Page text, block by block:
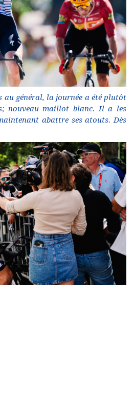
au général, la journée a été plutôt
nouveau maillot blanc. Il a les
abattre ses atouts. Dès